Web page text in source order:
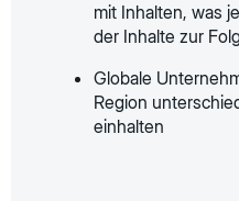
mit Inhalten, was
der Inhalte zur
Globale
Region
einhalten